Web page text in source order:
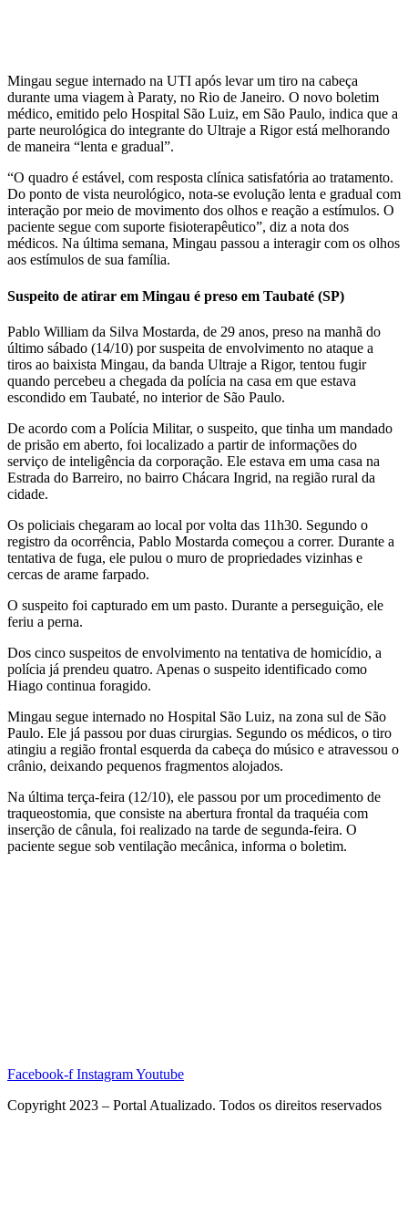
Mingau segue internado na UTI após levar um tiro na cabeça
durante uma viagem à Paraty, no Rio de Janeiro. O novo boletim
médico, emitido pelo Hospital São Luiz, em São Paulo, indica que a
parte neurológica do integrante do Ultraje a Rigor está melhorando
de maneira “lenta e gradual”.
“O quadro é estável, com resposta clínica satisfatória ao tratamento.
Do ponto de vista neurológico, nota-se evolução lenta e gradual com
interação por meio de movimento dos olhos e reação a estímulos. O
paciente segue com suporte fisioterapêutico”, diz a nota dos
médicos. Na última semana, Mingau passou a interagir com os olhos
aos estímulos de sua família.
Suspeito de atirar em Mingau é preso em Taubaté (SP)
Pablo William da Silva Mostarda, de 29 anos, preso na manhã do
último sábado (14/10) por suspeita de envolvimento no ataque a
tiros ao baixista Mingau, da banda Ultraje a Rigor, tentou fugir
quando percebeu a chegada da polícia na casa em que estava
escondido em Taubaté, no interior de São Paulo.
De acordo com a Polícia Militar, o suspeito, que tinha um mandado
de prisão em aberto, foi localizado a partir de informações do
serviço de inteligência da corporação. Ele estava em uma casa na
Estrada do Barreiro, no bairro Chácara Ingrid, na região rural da
cidade.
Os policiais chegaram ao local por volta das 11h30. Segundo o
registro da ocorrência, Pablo Mostarda começou a correr. Durante a
tentativa de fuga, ele pulou o muro de propriedades vizinhas e
cercas de arame farpado.
O suspeito foi capturado em um pasto. Durante a perseguição, ele
feriu a perna.
Dos cinco suspeitos de envolvimento na tentativa de homicídio, a
polícia já prendeu quatro. Apenas o suspeito identificado como
Hiago continua foragido.
Mingau segue internado no Hospital São Luiz, na zona sul de São
Paulo. Ele já passou por duas cirurgias. Segundo os médicos, o tiro
atingiu a região frontal esquerda da cabeça do músico e atravessou o
crânio, deixando pequenos fragmentos alojados.
Na última terça-feira (12/10), ele passou por um procedimento de
traqueostomia, que consiste na abertura frontal da traquéia com
inserção de cânula, foi realizado na tarde de segunda-feira. O
paciente segue sob ventilação mecânica, informa o boletim.
Facebook-f InstagramYoutube
Copyright 2023 – Portal Atualizado. Todos os direitos reservados